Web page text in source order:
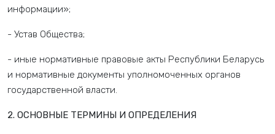
информации»;
- Устав Общества;
- иные нормативные правовые акты Республики Беларусь
и нормативные документы уполномоченных органов
государственной власти.
2. ОСНОВНЫЕ ТЕРМИНЫ И ОПРЕДЕЛЕНИЯ